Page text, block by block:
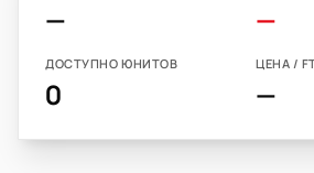
— —
ДОСТУПНО ЮНИТОВ
0
ЦЕНА /
—